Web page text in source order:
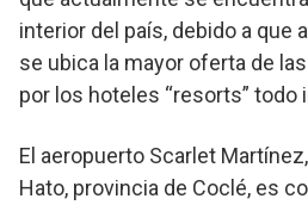
interior del país, debido a que
se ubica la mayor oferta de
por los hoteles “resorts” todo
El aeropuerto Scarlet
Hato, provincia de Coclé, es